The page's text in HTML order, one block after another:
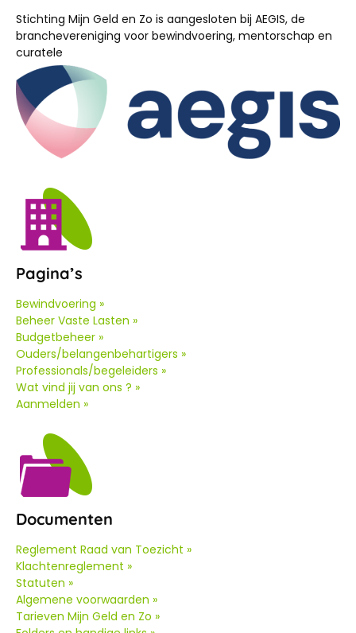
Stichting Mijn Geld en Zo is aangesloten bij AEGIS, de
branchevereniging voor bewindvoering, mentorschap en
curatele
Pagina’s
Bewindvoering »
Beheer Vaste Lasten »
Budgetbeheer »
Ouders/belangenbehartigers »
Professionals/begeleiders »
Wat vind jij van ons ? »
Aanmelden »
Documenten
Reglement Raad van Toezicht »
Klachtenreglement »
Statuten »
Algemene voorwaarden »
Tarieven Mijn Geld en Zo »